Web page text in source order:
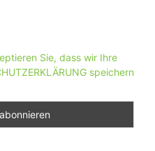
Sie, dass wir Ihre
speichern